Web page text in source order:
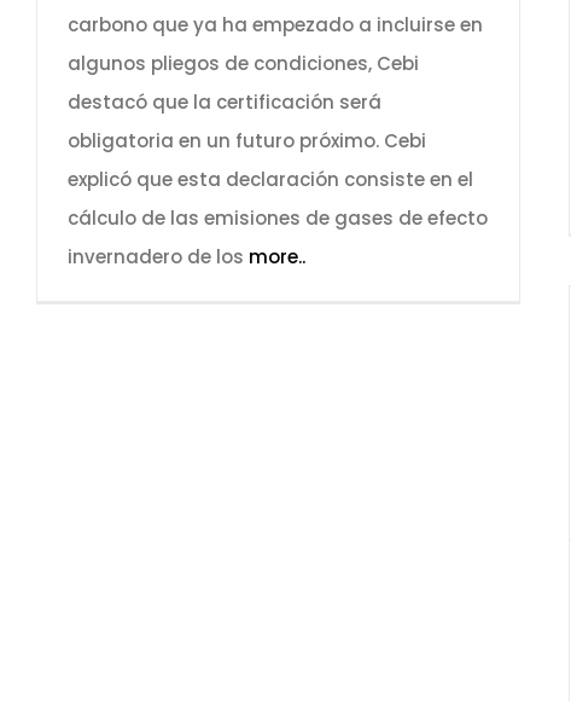
carbono que ya ha empezado a incluirse en
algunos pliegos de condiciones, Cebi
destacó que la certificación será
obligatoria en un futuro próximo. Cebi
explicó que esta declaración consiste en el
cálculo de las emisiones de gases de efecto
invernadero de los more..